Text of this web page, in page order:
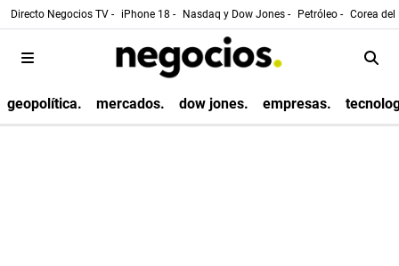
Directo Negocios TV - iPhone 18 - Nasdaq y Dow Jones - Petróleo - Corea
geopolítica. mercados. dow jones. empresas.